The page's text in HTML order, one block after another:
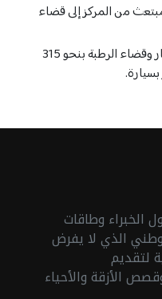
من المركز إلى قضاء
وتقدر المسافة بين مركز محافظة الأنبار وقضاء الرطبة بنحو 315
الخبراء وطاقات
الذي لا يفرض
الأولوية لتقديم
الأزقة والأحياء